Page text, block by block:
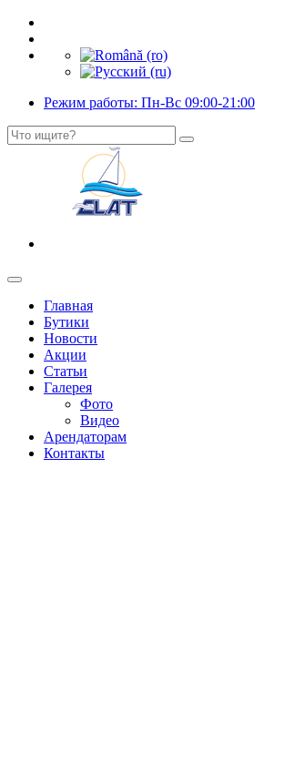
Режим работы: Пн-Вс 09:00-21:00
Главная
Бутики
Новости
Акции
Статьи
Галерея
Фото
Видео
Арендаторам
Контакты